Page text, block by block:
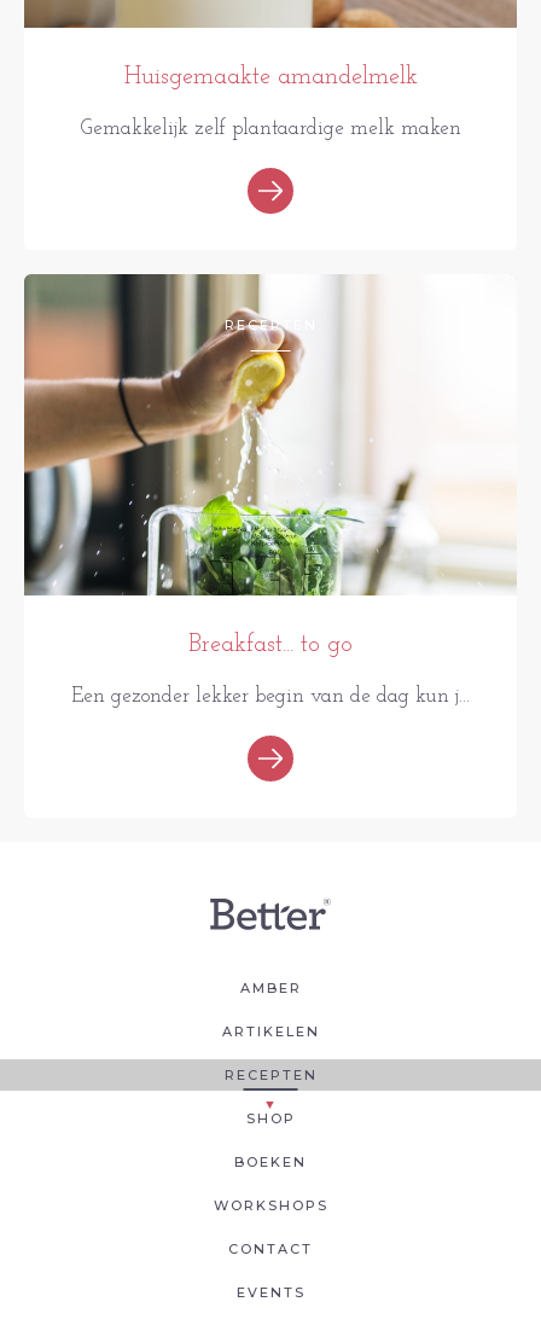
Huisgemaakte amandelmelk
Gemakkelijk zelf plantaardige melk maken
RECEPTEN
Breakfast... to go
Een gezonder lekker begin van de dag kun j...
AMBER
ARTIKELEN
RECEPTEN
SHOP
BOEKEN
WORKSHOPS
CONTACT
EVENTS